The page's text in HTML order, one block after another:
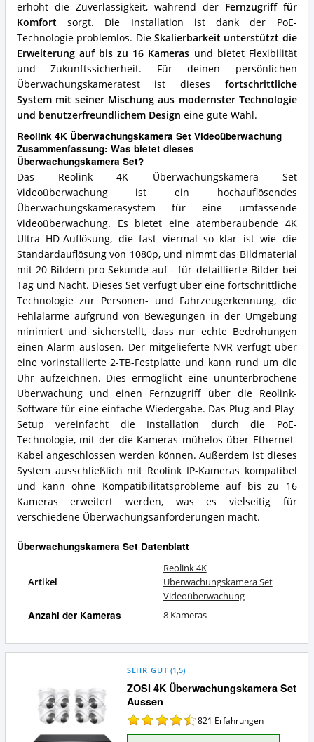
erhöht die Zuverlässigkeit, während der Fernzugriff für
Komfortsorgt. Die Installation ist dank der PoE-
Technologie problemlos. Die Skalierbarkeit unterstützt die
Erweiterung auf bis zu 16 Kameras und bietet Flexibilität
und Zukunftssicherheit. Für deinen persönlichen
Überwachungskameratest ist dieses fortschrittliche
System mit seiner Mischung aus modernster Technologie
und benutzerfreundlichem Design eine gute Wahl.
Reolink 4K Überwachungskamera Set Videoüberwachung
Zusammenfassung: Was bietet dieses
Überwachungskamera Set?
Das Reolink 4K Überwachungskamera Set
Videoüberwachung ist ein hochauflösendes
Überwachungskamerasystem für eine umfassende
Videoüberwachung. Es bietet eine atemberaubende 4K
Ultra HD-Auflösung, die fast viermal so klar ist wie die
Standardauflösung von 1080p, und nimmt das Bildmaterial
mit 20 Bildern pro Sekunde auf - für detaillierte Bilder bei
Tag und Nacht. Dieses Set verfügt über eine fortschrittliche
Technologie zur Personen- und Fahrzeugerkennung, die
Fehlalarme aufgrund von Bewegungen in der Umgebung
minimiert und sicherstellt, dass nur echte Bedrohungen
einen Alarm auslösen. Der mitgelieferte NVR verfügt über
eine vorinstallierte 2-TB-Festplatte und kann rund um die
Uhr aufzeichnen. Dies ermöglicht eine ununterbrochene
Überwachung und einen Fernzugriff über die Reolink-
Software für eine einfache Wiedergabe. Das Plug-and-Play-
Setup vereinfacht die Installation durch die PoE-
Technologie, mit der die Kameras mühelos über Ethernet-
Kabel angeschlossen werden können. Außerdem ist dieses
System ausschließlich mit Reolink IP-Kameras kompatibel
und kann ohne Kompatibilitätsprobleme auf bis zu 16
Kameras erweitert werden, was es vielseitig für
verschiedene Überwachungsanforderungen macht.
Überwachungskamera Set Datenblatt
Artikel
Reolink 4K
Überwachungskamera Set
Videoüberwachung
Anzahl der Kameras 8 Kameras
ZOSI 4K Überwachungskamera Set
Aussen
SEHR GUT (1,5)
821 Erfahrungen